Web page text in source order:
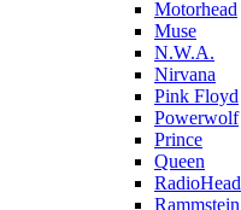
Motorhead
Muse
N.W.A.
Nirvana
Pink Floyd
Powerwolf
Prince
Queen
RadioHead
Rammstein